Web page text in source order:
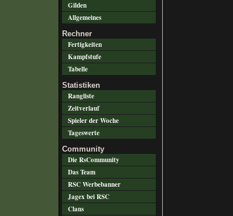
Gilden
Allgemeines
Rechner
Fertigkeiten
Kampfstufe
Tabelle
Statistiken
Rangliste
Zeitverlauf
Spieler der Woche
Tageswerte
Community
Die RsCommunity
Das Team
RSC Werbebanner
Jagex bei RSC
Clans